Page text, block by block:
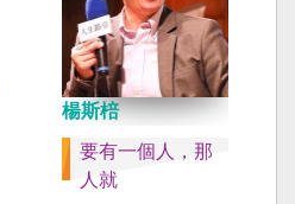
楊斯棓
要有一個人，那
人就